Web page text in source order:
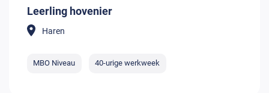
Leerling hovenier
Haren
MBO Niveau 40-urige werkweek